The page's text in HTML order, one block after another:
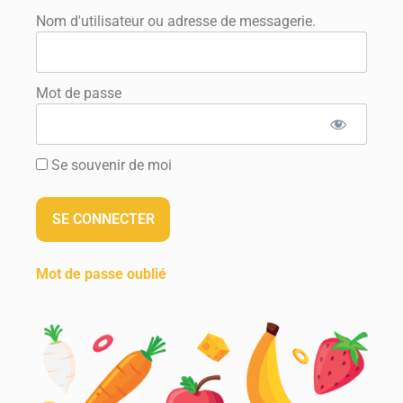
Nom d'utilisateur ou adresse de messagerie.
Mot de passe
Se souvenir de moi
Mot de passe oublié